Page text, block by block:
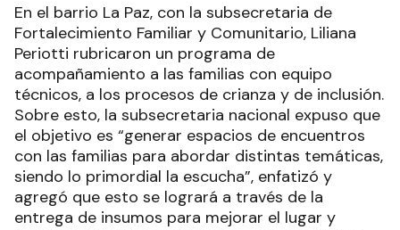
En el barrio La Paz, con la subsecretaria de
Fortalecimiento Familiar y Comunitario, Liliana
Periotti rubricaron un programa de
acompañamiento a las familias con equipo
técnicos, a los procesos de crianza y de inclusión.
Sobre esto, la subsecretaria nacional expuso que
el objetivo es “generar espacios de encuentros
con las familias para abordar distintas temáticas,
siendo lo primordial la escucha”, enfatizó y
agregó que esto se logrará a través de la
entrega de insumos para mejorar el lugar y